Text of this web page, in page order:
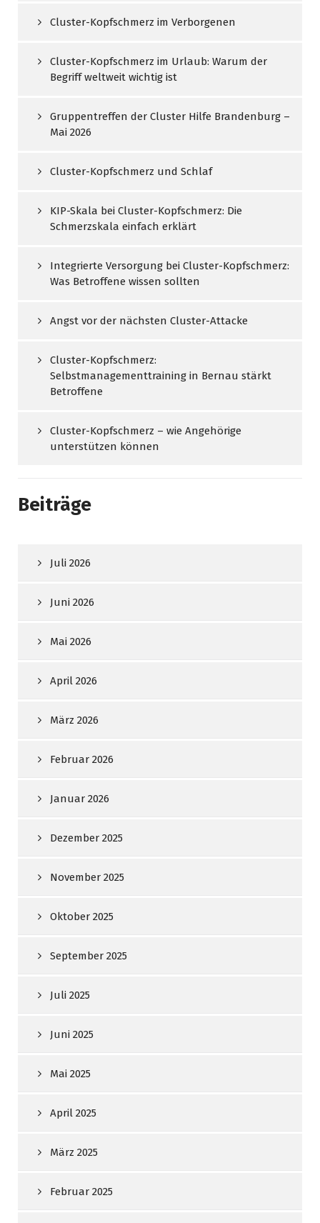
Cluster-Kopfschmerz im Verborgenen
Cluster-Kopfschmerz im Urlaub: Warum der
Begriff weltweit wichtig ist
Gruppentreffen der Cluster Hilfe Brandenburg –
Mai 2026
Cluster-Kopfschmerz und Schlaf
KIP-Skala bei Cluster-Kopfschmerz: Die
Schmerzskala einfach erklärt
Integrierte Versorgung bei Cluster-Kopfschmerz:
Was Betroffene wissen sollten
Angst vor der nächsten Cluster-Attacke
Cluster-Kopfschmerz:
Selbstmanagementtraining in Bernau stärkt
Betroffene
Cluster-Kopfschmerz – wie Angehörige
unterstützen können
Beiträge
Juli 2026
Juni 2026
Mai 2026
April 2026
März 2026
Februar 2026
Januar 2026
Dezember 2025
November 2025
Oktober 2025
September 2025
Juli 2025
Juni 2025
Mai 2025
April 2025
März 2025
Februar 2025